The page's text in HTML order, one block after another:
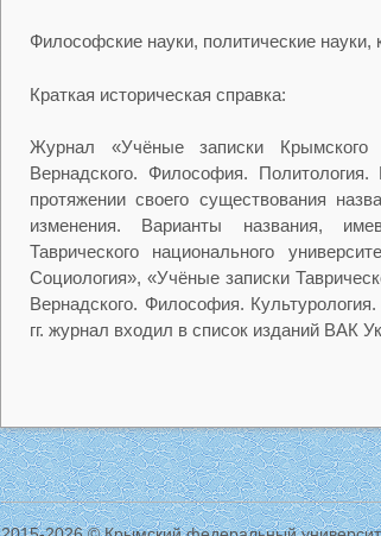
Философские науки, политические науки,
Краткая историческая справка:
Журнал «Учёные записки Крымского
Вернадского. Философия.
протяжении своего существования
изменения. Варианты названия,
Таврического национального
Социология», «Учёные записки
Вернадского. Философия.
гг. журнал входил в список изданий ВАК